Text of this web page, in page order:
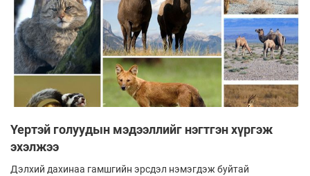
Үертэй голуудын мэдээллийг нэгтгэн хүргэж
эхэлжээ
Дэлхий дахинаа гамшгийн эрсдэл нэмэгдэж буйтай